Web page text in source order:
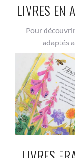
LIVRES EN
Pour
adaptés